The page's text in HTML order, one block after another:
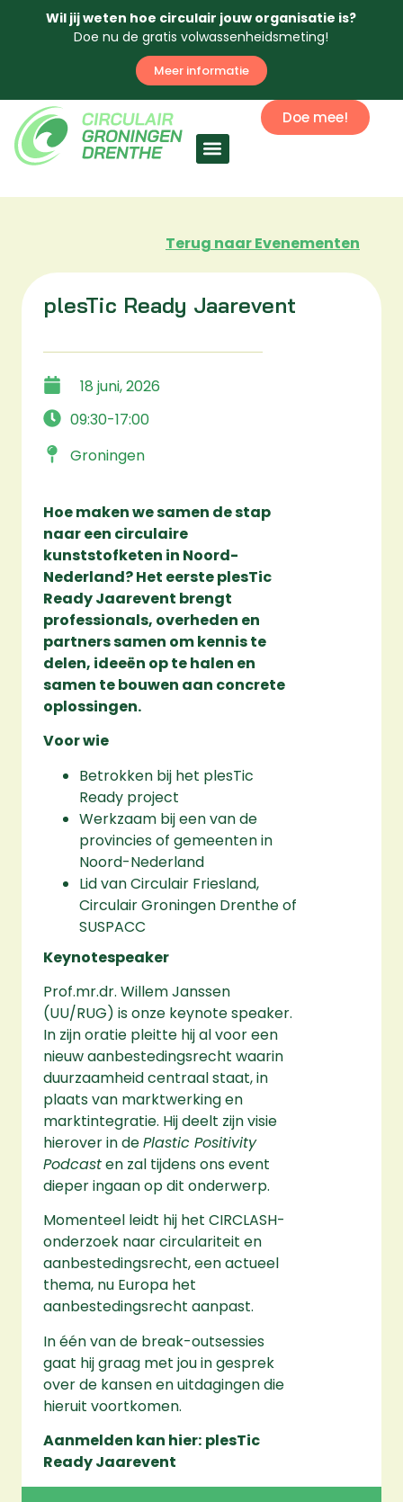
Wil jij weten hoe circulair jouw organisatie is?
Doe nu de gratis volwassenheidsmeting!
Meer informatie
Doe mee!
Terug naar Evenementen
plesTic Ready Jaarevent
18 juni, 2026
09:30-17:00
Groningen
Hoe maken we samen de stap
naar een circulaire
kunststofketen in Noord-
Nederland? Het eerste plesTic
Ready Jaarevent brengt
professionals, overheden en
partners samen om kennis te
delen, ideeën op te halen en
samen te bouwen aan concrete
oplossingen.
Voor wie
Betrokken bij het plesTic
Ready project
Werkzaam bij een van de
provincies of gemeenten in
Noord-Nederland
Lid van Circulair Friesland,
Circulair Groningen Drenthe of
SUSPACC
Keynotespeaker
Prof.mr.dr. Willem Janssen
(UU/RUG) is onze keynote speaker.
In zijn oratie pleitte hij al voor een
nieuw aanbestedingsrecht waarin
duurzaamheid centraal staat, in
plaats van marktwerking en
marktintegratie. Hij deelt zijn visie
hierover in dePlastic Positivity
Podcasten zal tijdens ons event
dieper ingaan op dit onderwerp.
Momenteel leidt hij het CIRCLASH-
onderzoek naar circulariteit en
aanbestedingsrecht, een actueel
thema, nu Europa het
aanbestedingsrecht aanpast.
In één van de break-outsessies
gaat hij graag met jou in gesprek
over de kansen en uitdagingen die
hieruit voortkomen.
Aanmelden kan hier: plesTic
Ready Jaarevent